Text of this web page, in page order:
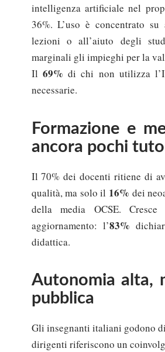
intelligenza artificiale nel
36%. L’uso è concentrato
lezioni o all’aiuto degli
marginali gli impieghi per la
Il 69% di chi non utilizza
necessarie.
Formazione e
ancora pochi
Il 70% dei docenti ritiene di
qualità, ma solo il 16% dei
della media OCSE.
aggiornamento: l’83%
didattica.
Autonomia alta,
pubblica
Gli insegnanti italiani godono
dirigenti riferiscono un